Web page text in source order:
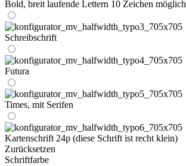
Bold, breit laufende Lettern 10 Zeichen möglich
Schreibschrift
Futura
Times, mit Serifen
Kartenschrift 24p (diese Schrift ist recht klein)
Zurücksetzen
Schriftfarbe